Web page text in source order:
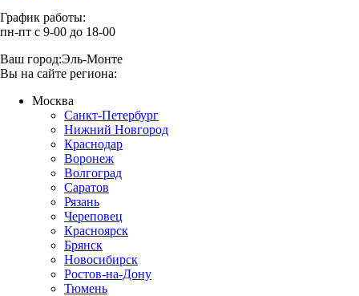
График работы:
пн-пт с 9-00 до 18-00
Ваш город:Эль-Монте
Вы на сайте региона:
Москва
Санкт-Петербург
Нижний Новгород
Краснодар
Воронеж
Волгоград
Саратов
Рязань
Череповец
Красноярск
Брянск
Новосибирск
Ростов-на-Дону
Тюмень